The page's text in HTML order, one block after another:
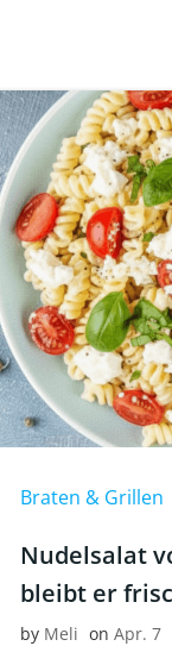
Braten & Grillen
Nudelsalat
bleibt er
by Meli on Apr. 7